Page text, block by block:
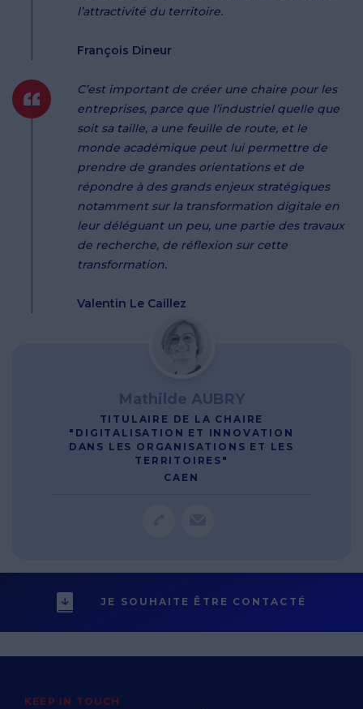
l’attractivité du territoire.
François Dineur
C’est important de créer une chaire pour les
entreprises, parce que l’industriel quelle que
soit sa taille, a une feuille de route, et le
monde académique peut lui permettre de
prendre de grandes orientations et de
répondre à des grands enjeux stratégiques
notamment sur la transformation digitale en
leur déléguant un peu, une partie des travaux
de recherche, de réflexion sur cette
transformation.
Valentin Le Caillez
Mathilde AUBRY
TITULAIRE DE LA CHAIRE
"DIGITALISATION ET INNOVATION
DANS LES ORGANISATIONS ET LES
TERRITOIRES"
CAEN
JE SOUHAITE ÊTRE CONTACTÉ
KEEP IN TOUCH